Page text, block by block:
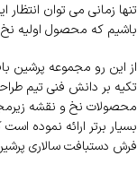
تنها زمانی می توان
باشیم که محصول اولیه نخ
از این رو مجموعه پرشین
تکیه بر دانش فنی تیم
محصولات نخ و نقشه
بسیار برتر ارائه نموده
فرش دستبافت سالاری